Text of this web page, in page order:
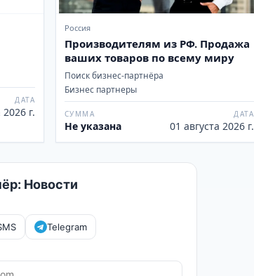
ДАТА
2026 г.
Россия
Производителям из РФ. Продажа
ваших товаров по всему миру
Поиск бизнес-партнёра
Бизнес партнеры
СУММА
Не указана
ДАТА
01 августа 2026 г.